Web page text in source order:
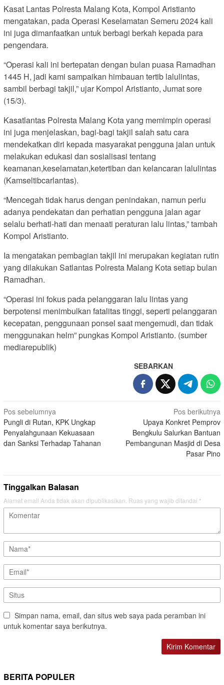
Kasat Lantas Polresta Malang Kota, Kompol Aristianto
mengatakan, pada Operasi Keselamatan Semeru 2024 kali
ini juga dimanfaatkan untuk berbagi berkah kepada para
pengendara.
“Operasi kali ini bertepatan dengan bulan puasa Ramadhan
1445 H, jadi kami sampaikan himbauan tertib lalulintas,
sambil berbagi takjil,” ujar Kompol Aristianto, Jumat sore
(15/3).
Kasatlantas Polresta Malang Kota yang memimpin operasi
ini juga menjelaskan, bagi-bagi takjil salah satu cara
mendekatkan diri kepada masyarakat pengguna jalan untuk
melakukan edukasi dan sosialisasi tentang
keamanan,keselamatan,ketertiban dan kelancaran lalulintas
(Kamseltibcarlantas).
“Mencegah tidak harus dengan penindakan, namun perlu
adanya pendekatan dan perhatian pengguna jalan agar
selalu berhati-hati dan menaati peraturan lalu lintas,” tambah
Kompol Aristianto.
Ia mengatakan pembagian takjil ini merupakan kegiatan rutin
yang dilakukan Satlantas Polresta Malang Kota setiap bulan
Ramadhan.
“Operasi ini fokus pada pelanggaran lalu lintas yang
berpotensi menimbulkan fatalitas tinggi, seperti pelanggaran
kecepatan, penggunaan ponsel saat mengemudi, dan tidak
menggunakan helm” pungkas Kompol Aristianto. (sumber
mediarepublik)
SEBARKAN
Navigasi
pos
Pos sebelumnya
Pungli di Rutan, KPK Ungkap
Penyalahgunaan Kekuasaan
dan Sanksi Terhadap Tahanan
Pos berikutnya
Upaya Konkret Pemprov
Bengkulu Salurkan Bantuan
Pembangunan Masjid di Desa
Pasar Pino
Tinggalkan Balasan
Alamat email Anda tidak akan dipublikasikan. Ruas yang wajib ditandai *
Simpan nama, email, dan situs web saya pada peramban ini
untuk komentar saya berikutnya.
BERITA POPULER